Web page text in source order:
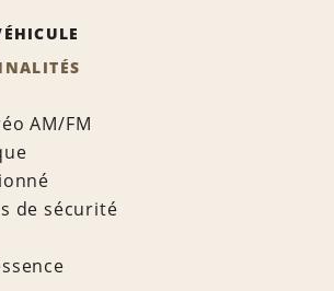
AM/FM
de sécurité